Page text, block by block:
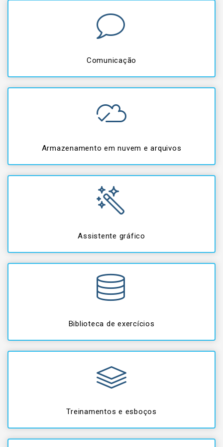
Comunicação
Armazenamento em nuvem e arquivos
Assistente gráfico
Biblioteca de exercícios
Treinamentos e esboços